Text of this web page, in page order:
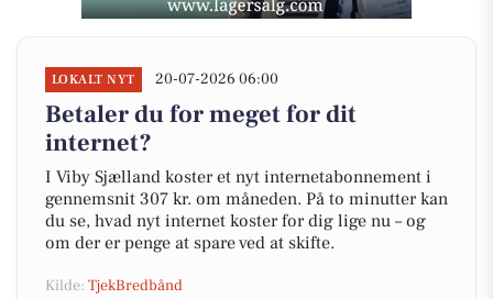
LOKALT NYT 20-07-2026 06:00
Betaler du for meget for dit
internet?
I Viby Sjælland koster et nyt internetabonnement i
gennemsnit 307 kr. om måneden. På to minutter kan
du se, hvad nyt internet koster for dig lige nu – og
om der er penge at spare ved at skifte.
Kilde: TjekBredbånd